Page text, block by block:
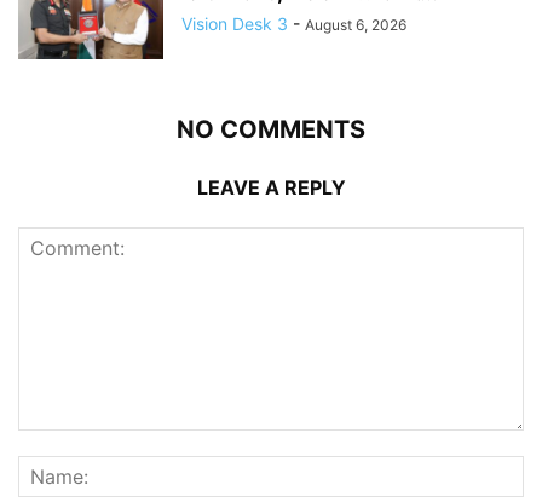
Vision Desk 3 - August 6, 2026
NO COMMENTS
LEAVE A REPLY